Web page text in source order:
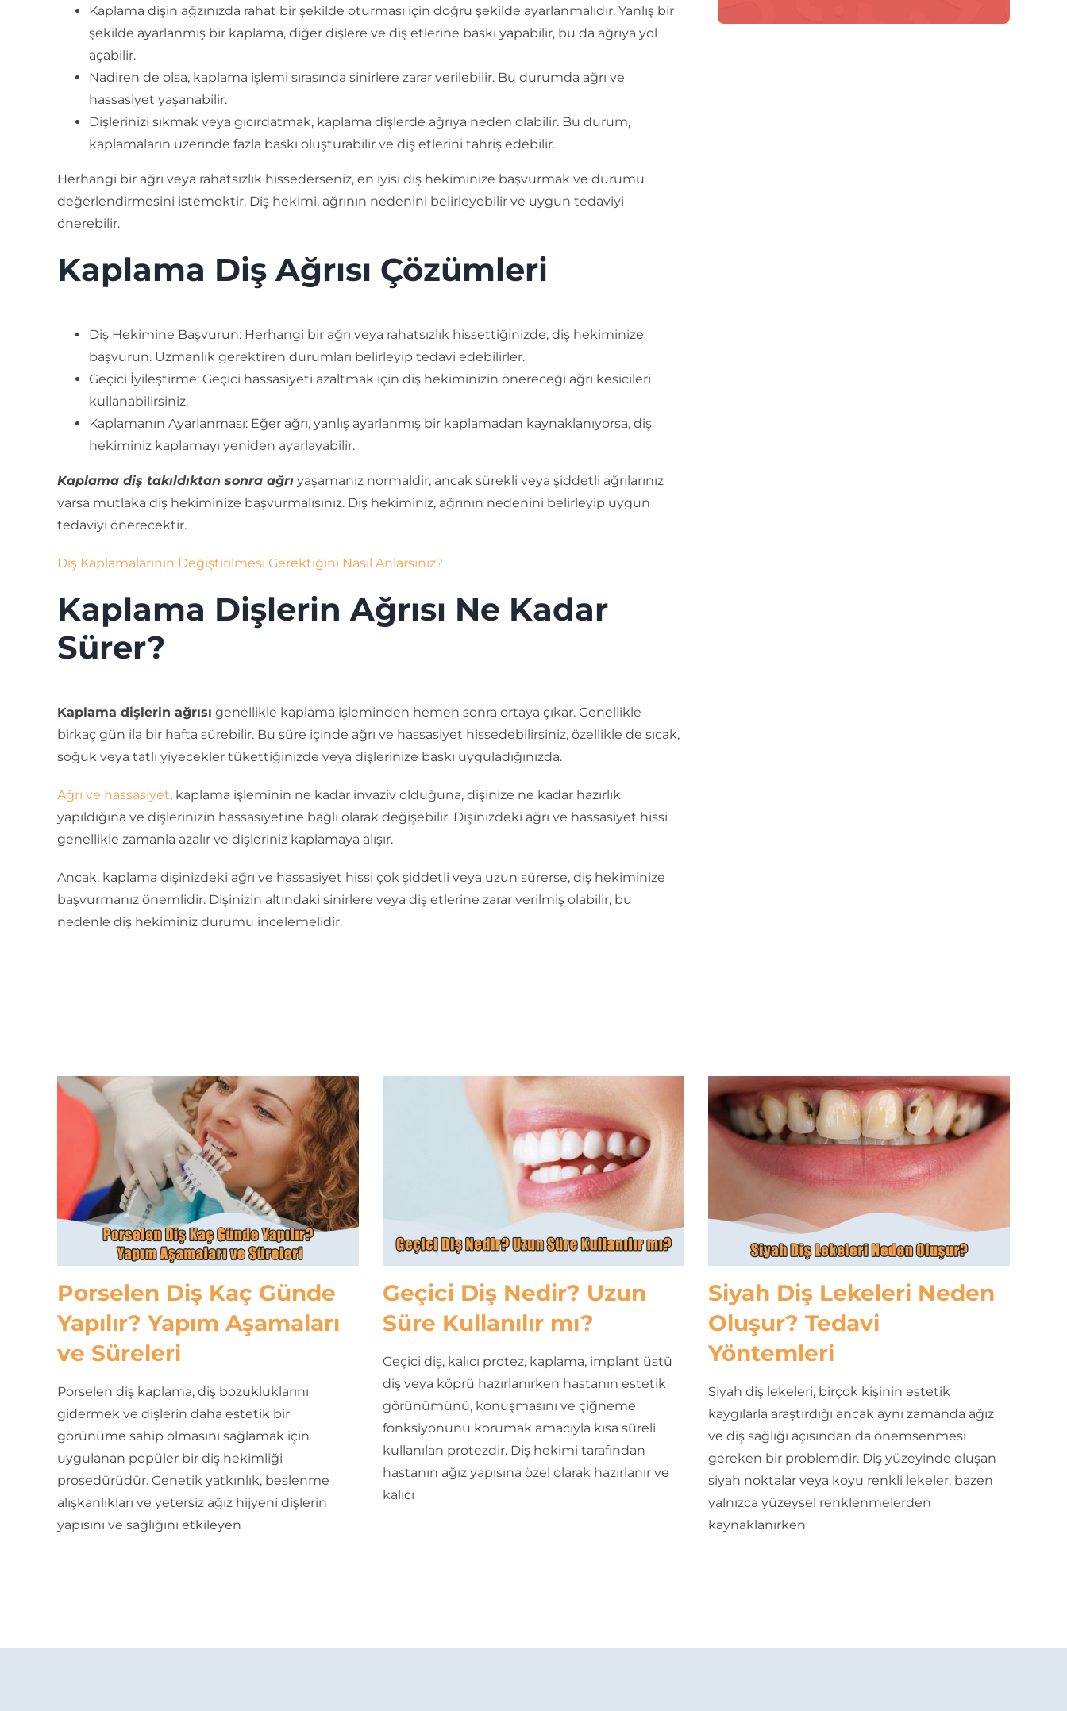
Kaplama dişin ağzınızda rahat bir şekilde oturması için doğru şekilde ayarlanmalıdır. Yanlış bir
şekilde ayarlanmış bir kaplama, diğer dişlere ve diş etlerine baskı yapabilir, bu da ağrıya yol
açabilir.
Nadiren de olsa, kaplama işlemi sırasında sinirlere zarar verilebilir. Bu durumda ağrı ve
hassasiyet yaşanabilir.
Dişlerinizi sıkmak veya gıcırdatmak, kaplama dişlerde ağrıya neden olabilir. Bu durum,
kaplamaların üzerinde fazla baskı oluşturabilir ve diş etlerini tahriş edebilir.
Herhangi bir ağrı veya rahatsızlık hissederseniz, en iyisi diş hekiminize başvurmak ve durumu
değerlendirmesini istemektir. Diş hekimi, ağrının nedenini belirleyebilir ve uygun tedaviyi
önerebilir.
Kaplama Diş Ağrısı Çözümleri
Diş Hekimine Başvurun: Herhangi bir ağrı veya rahatsızlık hissettiğinizde, diş hekiminize
başvurun. Uzmanlık gerektiren durumları belirleyip tedavi edebilirler.
Geçici İyileştirme: Geçici hassasiyeti azaltmak için diş hekiminizin önereceği ağrı kesicileri
kullanabilirsiniz.
Kaplamanın Ayarlanması: Eğer ağrı, yanlış ayarlanmış bir kaplamadan kaynaklanıyorsa, diş
hekiminiz kaplamayı yeniden ayarlayabilir.
Kaplama diş takıldıktan sonra ağrıyaşamanız normaldir, ancak sürekli veya şiddetli ağrılarınız
varsa mutlaka diş hekiminize başvurmalısınız. Diş hekiminiz, ağrının nedenini belirleyip uygun
tedaviyi önerecektir.
Diş Kaplamalarının Değiştirilmesi Gerektiğini Nasıl Anlarsınız?
Kaplama Dişlerin Ağrısı Ne Kadar
Sürer?
Kaplama dişlerin ağrısı genellikle kaplama işleminden hemen sonra ortaya çıkar. Genellikle
birkaç gün ila bir hafta sürebilir. Bu süre içinde ağrı ve hassasiyet hissedebilirsiniz, özellikle de sıcak,
soğuk veya tatlı yiyecekler tükettiğinizde veya dişlerinize baskı uyguladığınızda.
Ağrı ve hassasiyet, kaplama işleminin ne kadar invaziv olduğuna, dişinize ne kadar hazırlık
yapıldığına ve dişlerinizin hassasiyetine bağlı olarak değişebilir. Dişinizdeki ağrı ve hassasiyet hissi
genellikle zamanla azalır ve dişleriniz kaplamaya alışır.
Ancak, kaplama dişinizdeki ağrı ve hassasiyet hissi çok şiddetli veya uzun sürerse, diş hekiminize
başvurmanız önemlidir. Dişinizin altındaki sinirlere veya diş etlerine zarar verilmiş olabilir, bu
nedenle diş hekiminiz durumu incelemelidir.
Porselen Diş Kaç Günde
Yapılır? Yapım Aşamaları
ve Süreleri
Porselen diş kaplama, diş bozukluklarını
gidermek ve dişlerin daha estetik bir
görünüme sahip olmasını sağlamak için
uygulanan popüler bir diş hekimliği
prosedürüdür. Genetik yatkınlık, beslenme
alışkanlıkları ve yetersiz ağız hijyeni dişlerin
yapısını ve sağlığını etkileyen
Geçici Diş Nedir? Uzun
Süre Kullanılır mı?
Geçici diş, kalıcı protez, kaplama, implant üstü
diş veya köprü hazırlanırken hastanın estetik
görünümünü, konuşmasını ve çiğneme
fonksiyonunu korumak amacıyla kısa süreli
kullanılan protezdir. Diş hekimi tarafından
hastanın ağız yapısına özel olarak hazırlanır ve
kalıcı
Siyah Diş Lekeleri Neden
Oluşur? Tedavi
Yöntemleri
Siyah diş lekeleri, birçok kişinin estetik
kaygılarla araştırdığı ancak aynı zamanda ağız
ve diş sağlığı açısından da önemsenmesi
gereken bir problemdir. Diş yüzeyinde oluşan
siyah noktalar veya koyu renkli lekeler, bazen
yalnızca yüzeysel renklenmelerden
kaynaklanırken